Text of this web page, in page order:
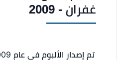
غفران - 2009
تم إصدار الألبوم في عام 2009